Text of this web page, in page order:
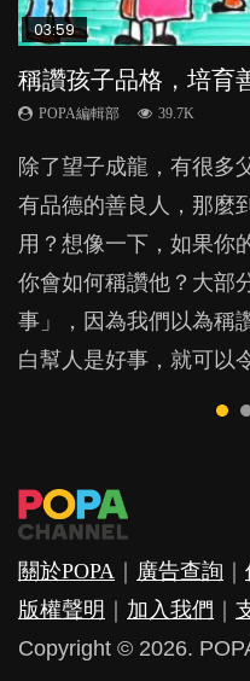
03:59
稱讚孩子品格，培育
POPA編輯部 39.7K
除了望子成龍，有很多
有品德的善良人，那麼
用？想像一下，如果你
你會如何稱讚他？大部
事」，因為我們以為稱
白幫人是好事，就可以
03:41
BB口腔期乜都放入口
POPA編輯部 25.5K
BB最喜歡隨手拿起什
成吮手指的習慣，大個
他們放東西入口，隨時
04:28
管教｜唔打得，唔罵
POPA編輯部 36.2K
很多家長期望以time-
令他失控的情境隔離，
法，卻隱藏著危機，隨
02:57
香港嬰兒比歐洲BB遲
高及免疫系統？
亞太區兒科睡眠協會的
兒是全世界最晚入睡。
實何時入睡對孩子也有
03:31
【動畫】父母信念如
POPA編輯部 20.2K
俗語有云「好醜命生成
來有沒有成就，是不是
長的信念才是關鍵，並
表現……...
關於POPA 廣告查詢
版權聲明
加入我們
Copyright © 2026.